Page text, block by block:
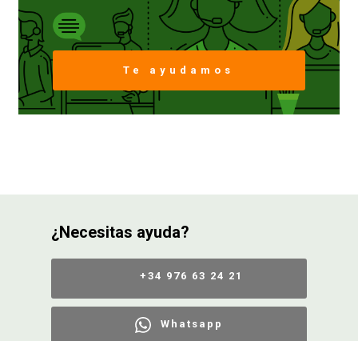
Te ayudamos
¿Necesitas ayuda?
+34 976 63 24 21
Whatsapp